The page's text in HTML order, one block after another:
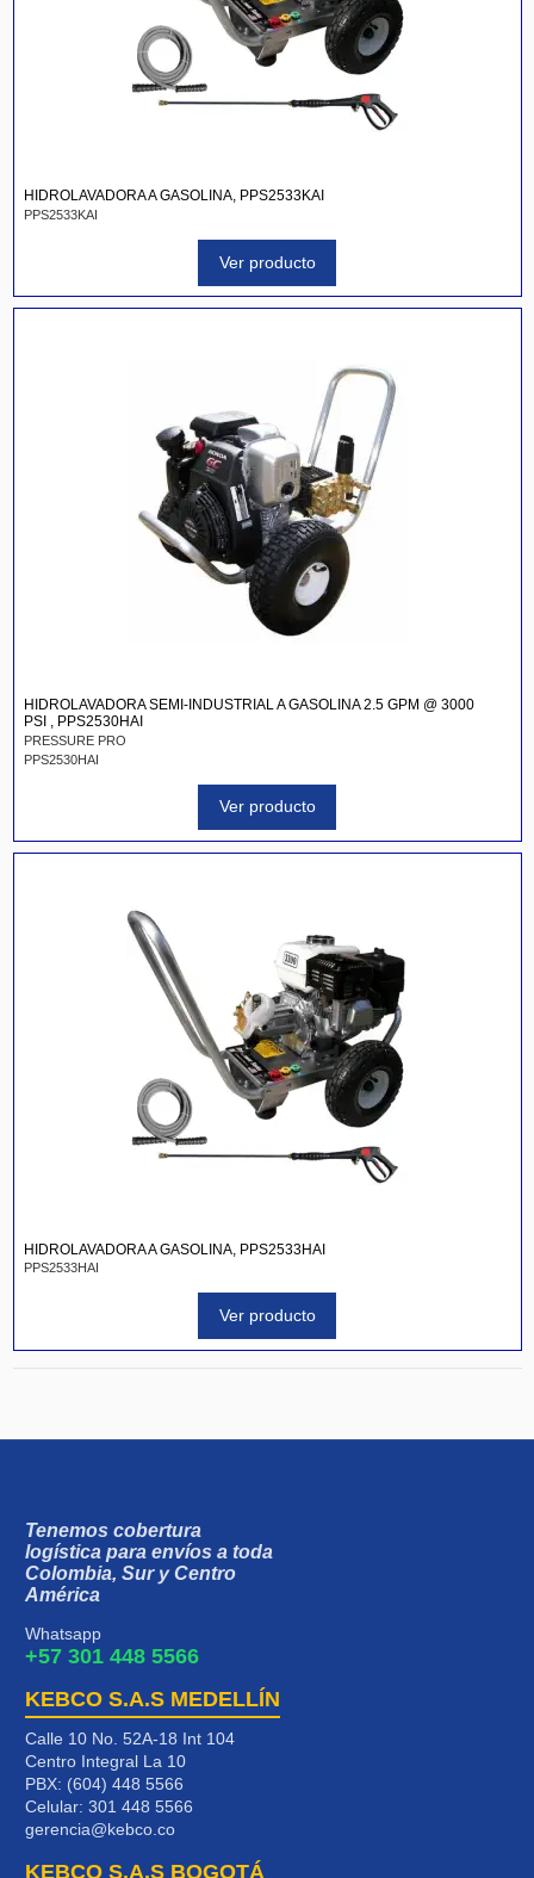
HIDROLAVADORA A GASOLINA, PPS2533KAI
PPS2533KAI
Ver producto
HIDROLAVADORA SEMI-INDUSTRIAL A GASOLINA 2.5 GPM @ 3000
PSI , PPS2530HAI
PRESSURE PRO
PPS2530HAI
Ver producto
HIDROLAVADORA A GASOLINA, PPS2533HAI
PPS2533HAI
Ver producto
Tenemos cobertura
logística para envíos a toda
Colombia, Sur y Centro
América
Whatsapp
+57 301 448 5566
KEBCO S.A.S MEDELLÍN
Calle 10 No. 52A-18 Int 104
Centro Integral La 10
PBX: (604) 448 5566
Celular: 301 448 5566
gerencia@kebco.co
KEBCO S.A.S BOGOTÁ